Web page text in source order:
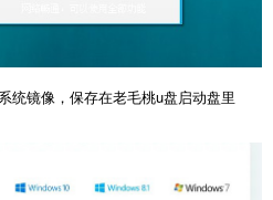
统镜像，保存在老毛桃u盘启动盘里